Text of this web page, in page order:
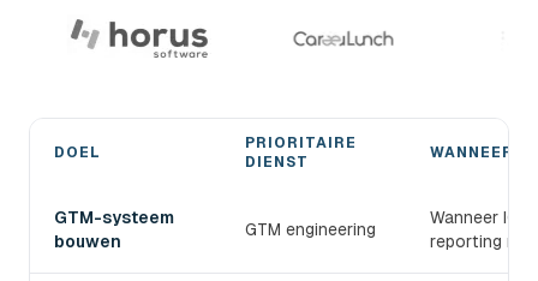
DOEL
PRIORITAIRE
DIENST
WANNEER
GTM-systeem
bouwen
GTM engineering
Wanneer
reporting